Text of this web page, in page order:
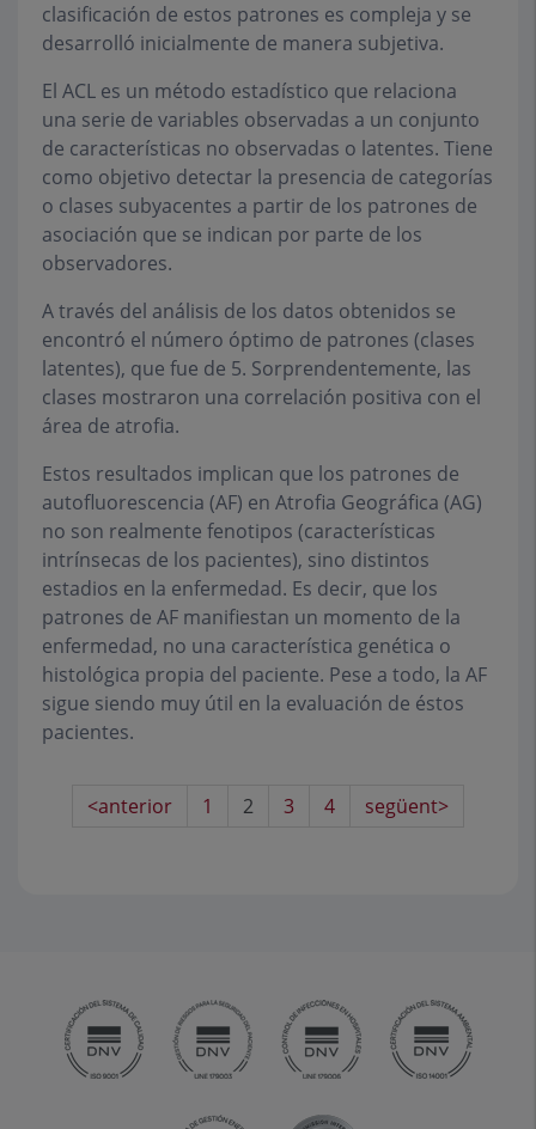
clasificación de estos patrones es compleja y se
desarrolló inicialmente de manera subjetiva.
El ACL es un método estadístico que relaciona
una serie de variables observadas a un conjunto
de características no observadas o latentes. Tiene
como objetivo detectar la presencia de categorías
o clases subyacentes a partir de los patrones de
asociación que se indican por parte de los
observadores.
A través del análisis de los datos obtenidos se
encontró el número óptimo de patrones (clases
latentes), que fue de 5. Sorprendentemente, las
clases mostraron una correlación positiva con el
área de atrofia.
Estos resultados implican que los patrones de
autofluorescencia (AF) en Atrofia Geográfica (AG)
no son realmente fenotipos (características
intrínsecas de los pacientes), sino distintos
estadios en la enfermedad. Es decir, que los
patrones de AF manifiestan un momento de la
enfermedad, no una característica genética o
histológica propia del paciente. Pese a todo, la AF
sigue siendo muy útil en la evaluación de éstos
pacientes.
<anterior 1 2 3 4 següent>